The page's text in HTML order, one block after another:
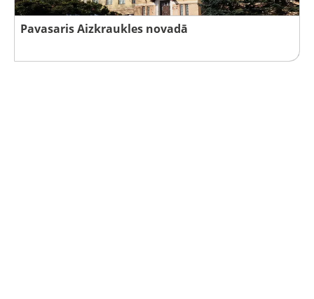
Pavasaris Aizkraukles novadā